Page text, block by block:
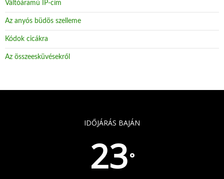
Váltóáramú IP-cím
Az anyós büdös szelleme
Kódok cicákra
Az összeesküvésekről
IDŐJÁRÁS BAJÁN
23°